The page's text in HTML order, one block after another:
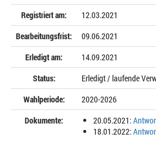
Registriert am:
12.03.2021
Bearbeitungsfrist:
09.06.2021
Erledigt am:
14.09.2021
Status:
Erledigt / laufende
Wahlperiode:
2020-2026
Dokumente:
20.05.2021:
18.01.2022: